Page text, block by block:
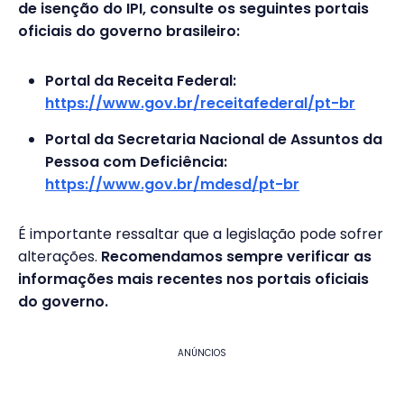
de isenção do IPI, consulte os seguintes portais
oficiais do governo brasileiro:
Portal da Receita Federal:
https://www.gov.br/receitafederal/pt-br
Portal da Secretaria Nacional de Assuntos da
Pessoa com Deficiência:
https://www.gov.br/mdesd/pt-br
É importante ressaltar que a legislação pode sofrer
alterações. Recomendamos sempre verificar as
informações mais recentes nos portais oficiais
do governo.
ANÚNCIOS